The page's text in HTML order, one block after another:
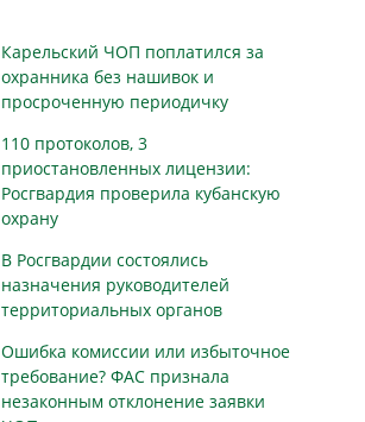
Карельский ЧОП поплатился за
охранника без нашивок и
просроченную периодичку
110 протоколов, 3
приостановленных лицензии:
Росгвардия проверила кубанскую
охрану
В Росгвардии состоялись
назначения руководителей
территориальных органов
Ошибка комиссии или избыточное
требование? ФАС признала
незаконным отклонение заявки